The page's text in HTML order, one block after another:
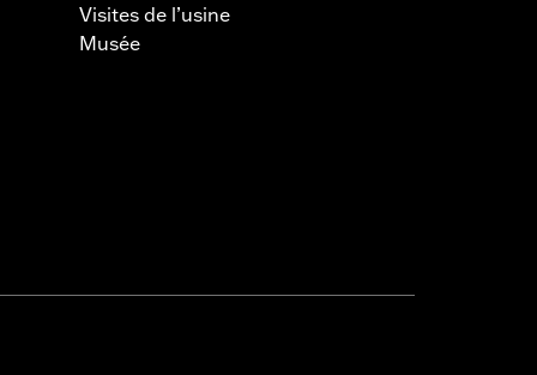
Visites de l’usine
Musée